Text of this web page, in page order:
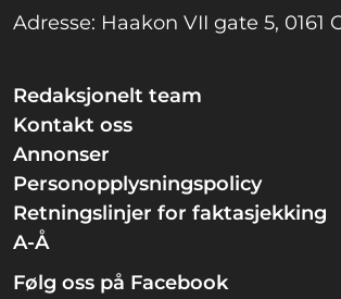
Adresse: Haakon VII gate 5, 0161
Redaksjonelt team
Kontakt oss
Annonser
Personopplysningspolicy
Retningslinjer for faktasjekking
A-Å
Følg oss på Facebook